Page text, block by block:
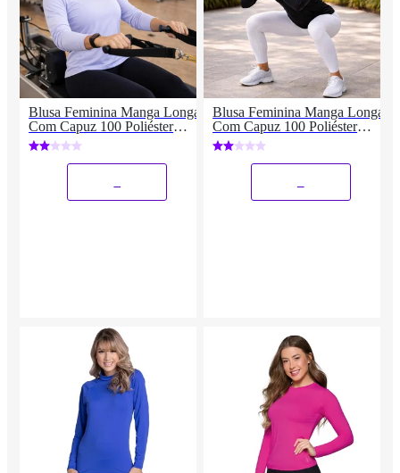
Blusa Feminina Manga Longa
Com Capuz 100 Poliéster
Fitness Casual
Blusa Feminina Manga Longa
Com Capuz 100 Poliéster
Fitness Casual